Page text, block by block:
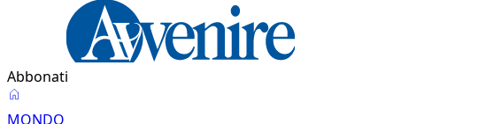
Abbonati
MONDO